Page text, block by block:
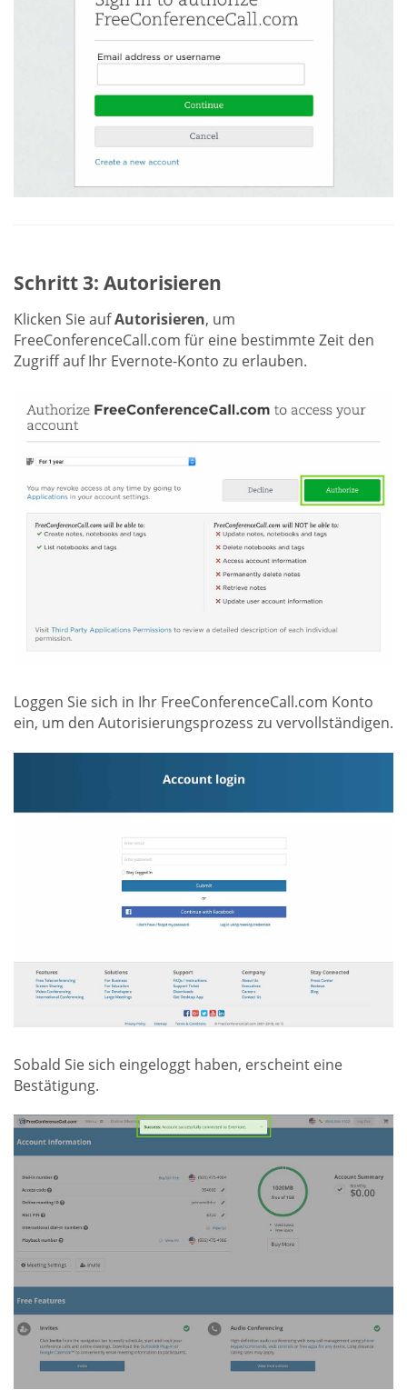
Schritt 3: Autorisieren
Klicken Sie aufAutorisieren, um
FreeConferenceCall.com für eine bestimmte Zeit den
Zugriff auf Ihr Evernote-Konto zu erlauben.
Loggen Sie sich in Ihr FreeConferenceCall.com Konto
ein, um den Autorisierungsprozess zu vervollständigen.
Sobald Sie sich eingeloggt haben, erscheint eine
Bestätigung.